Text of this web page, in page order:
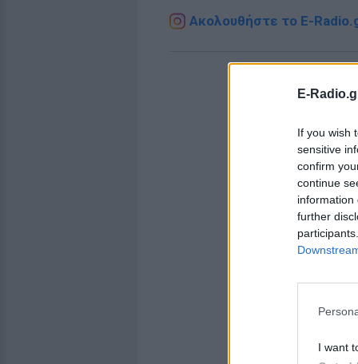
E-
If you wish
sensitive
confirm
continue
information
further
I want
Ακολουθήστε το E-